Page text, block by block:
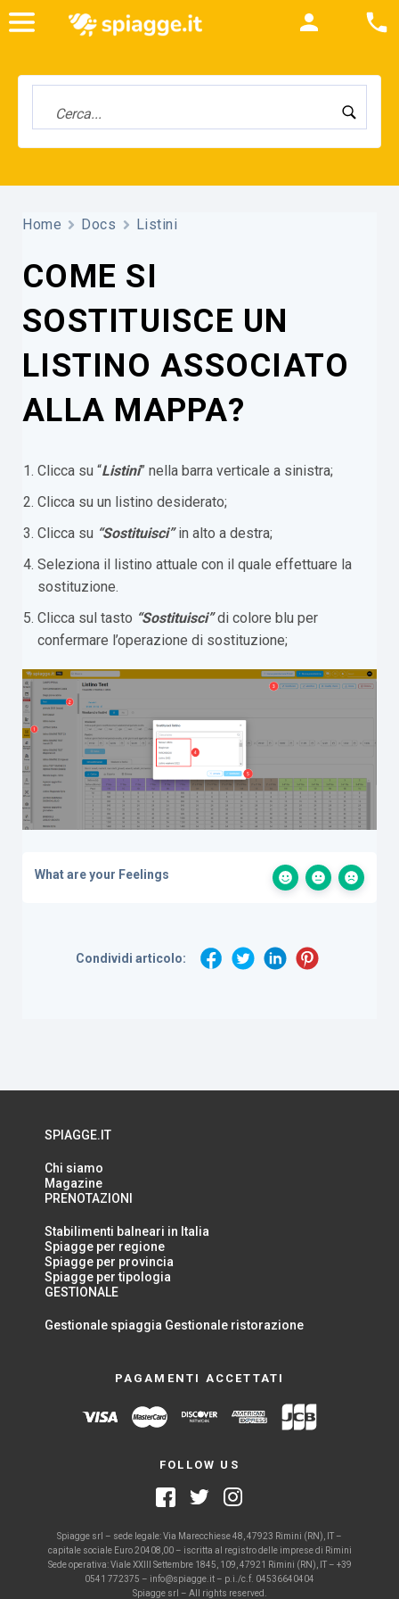
Home Docs Listini
COME SI
SOSTITUISCE UN
LISTINO ASSOCIATO
ALLA MAPPA?
Clicca su “Listini” nella barra verticale a sinistra;
Clicca su un listino desiderato;
Clicca su “Sostituisci”in alto a destra;
Seleziona il listino attuale con il quale effettuare la
sostituzione.
Clicca sul tasto “Sostituisci”di colore blu per
confermare l’operazione di sostituzione;
What are your Feelings
Condividi articolo:
SPIAGGE.IT
Chi siamo
Magazine
PRENOTAZIONI
Stabilimenti balneari in Italia
Spiagge per regione
Spiagge per provincia
Spiagge per tipologia
GESTIONALE
Gestionale spiaggia Gestionale ristorazione
PAGAMENTI ACCETTATI
FOLLOW US
Spiagge srl – sede legale: Via Marecchiese 48, 47923 Rimini (RN), IT –
capitale sociale Euro 20408,00 – iscritta al registro delle imprese di Rimini
Sede operativa: Viale XXIII Settembre 1845, 109, 47921 Rimini (RN), IT – +39
0541 772375 – info@spiagge.it – p.i./c.f. 04536640404
Spiagge srl – All rights reserved.